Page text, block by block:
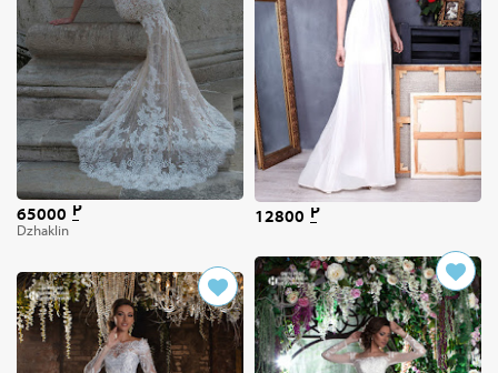
65000
Dzhaklin
12800